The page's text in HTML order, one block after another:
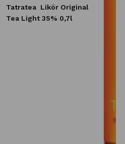
Tatratea Likör Original
Tea Light 35% 0,7l